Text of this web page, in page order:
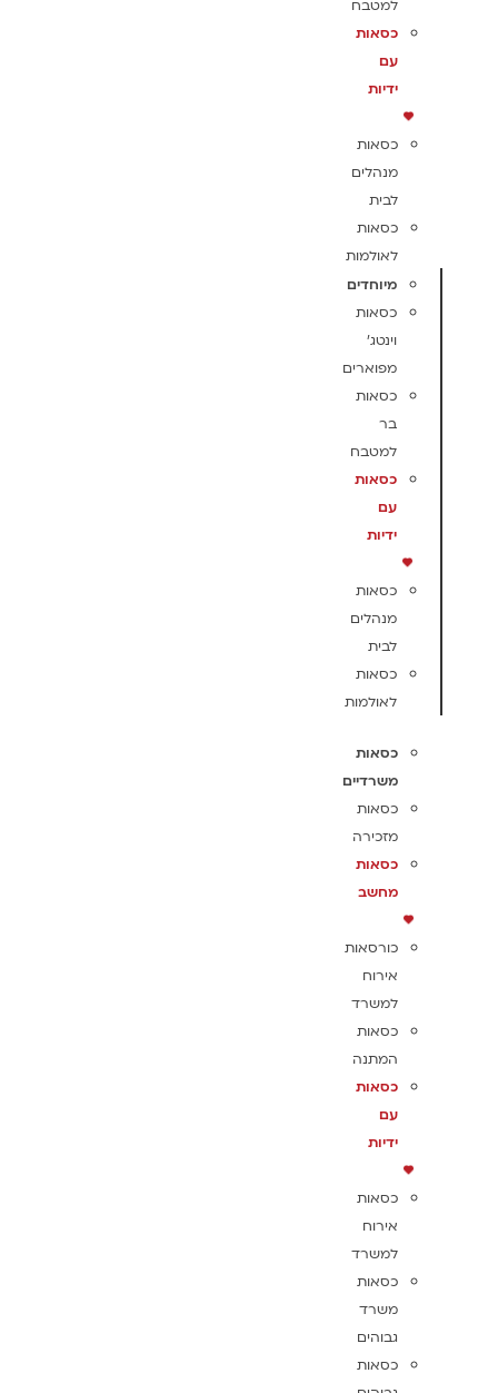
למטבח
כסאות
עם
ידיות
כסאות
מנהלים
לבית
כסאות
לאולמות
מיוחדים
כסאות
וינטג'
מפוארים
כסאות
בר
למטבח
כסאות
עם
ידיות
כסאות
מנהלים
לבית
כסאות
לאולמות
כסאות
משרדיים
כסאות
מזכירה
כסאות
מחשב
כורסאות
אירוח
למשרד
כסאות
המתנה
כסאות
עם
ידיות
כסאות
אירוח
למשרד
כסאות
משרד
גבוהים
כסאות